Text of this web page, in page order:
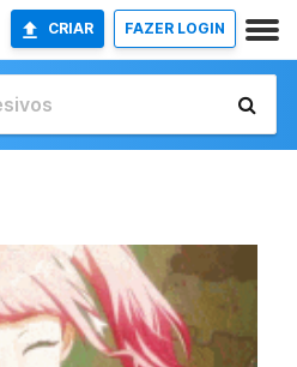
CRIAR FAZER LOGIN